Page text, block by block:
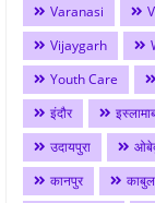
Varanasi
Vijaygarh
Youth Care
इंदौर
उदायपुरा
कानपुर
काबुल